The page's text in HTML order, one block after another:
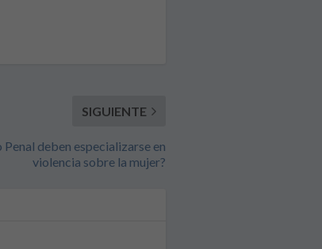
SIGUIENTE
Penal deben especializarse en
violencia sobre la mujer?